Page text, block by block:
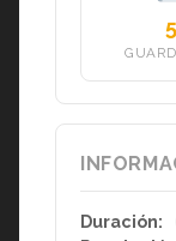
5
Duración: